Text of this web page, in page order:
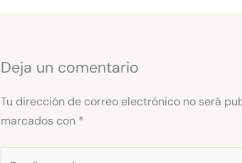
Deja un comentario
Tu dirección de correo electrónico no será
marcados con *